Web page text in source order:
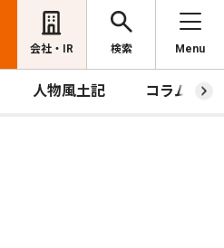
会社・IR 検索 Menu
人物風土記 コラム